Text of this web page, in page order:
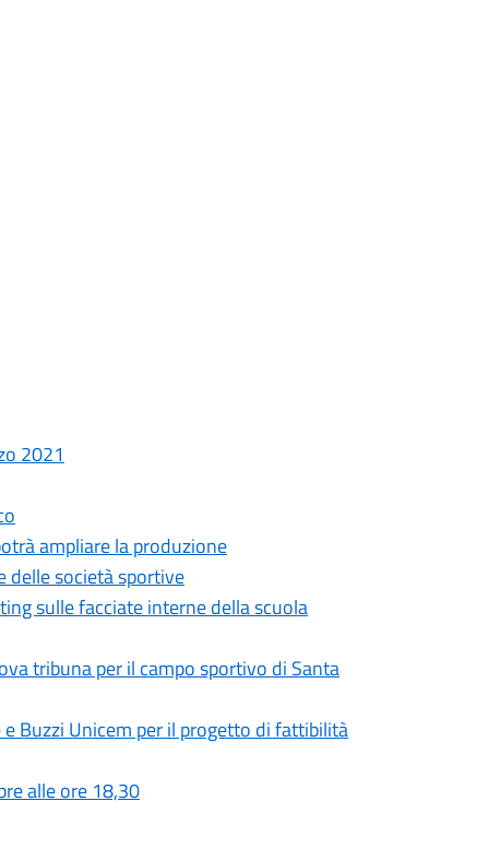
2021
ampliare la produzione
società sportive
sulle facciate interne della scuola
tribuna per il campo sportivo di Santa
Buzzi Unicem per il progetto di fattibilità
alle ore 18,30